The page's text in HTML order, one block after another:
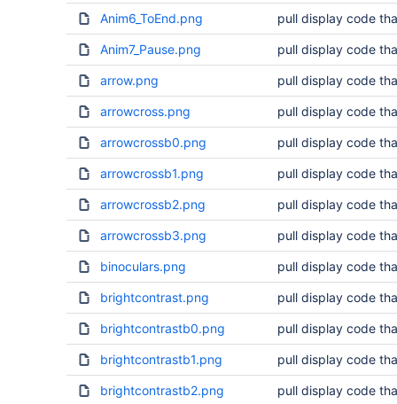
Anim6_ToEnd.png pull display code
Anim7_Pause.png pull display code
arrow.png pull display code
arrowcross.png pull display code
arrowcrossb0.png pull display code
arrowcrossb1.png pull display code
arrowcrossb2.png pull display code
arrowcrossb3.png pull display code
binoculars.png pull display code
brightcontrast.png pull display code
brightcontrastb0.png pull display code
brightcontrastb1.png pull display code
brightcontrastb2.png pull display code